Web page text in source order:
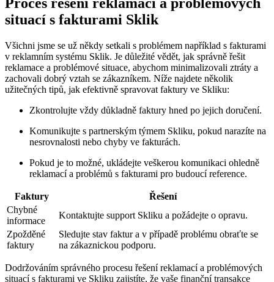
Proces řešení reklamací a ⁢problémových
situací​ s fakturami ⁣Sklik
Všichni ​jsme se už někdy setkali s​ problémem například s fakturami
v reklamním systému Sklik. Je důležité vědět, jak správně řešit
reklamace a problémové ‍situace, abychom minimalizovali ztráty a
zachovali ⁤dobrý vztah se zákazníkem. Níže najdete několik
užitečných tipů, jak efektivně spravovat faktury ve Skliku:
Zkontrolujte vždy důkladně faktury hned po jejich ​doručení.
Komunikujte s partnerským týmem Skliku, pokud narazíte na
nesrovnalosti nebo chyby ve ‌fakturách.
Pokud je to možné, ukládejte veškerou komunikaci ohledně
reklamací a problémů s fakturami pro budoucí reference.
Faktury
Řešení
Chybné
informace
Kontaktujte support Skliku ​a požádejte o opravu.
Zpožděné
faktury
Sledujte stav faktur a ⁣v případě problému obraťte se
⁢na zákaznickou podporu.
Dodržováním správného procesu řešení reklamací a ‍problémových
situací s fakturami ve Skliku zajistíte,‌ že⁣ vaše finanční ⁤transakce